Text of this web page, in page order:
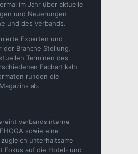
im Jahr über aktuelle
und Neuerungen
und des Verbands.
Experten und
der Branche Stellung.
Terminen des
Fachartikeln
runden die
ab.
verbandsinterne
sowie eine
unterhaltsame
Fokus auf die Hotel- und